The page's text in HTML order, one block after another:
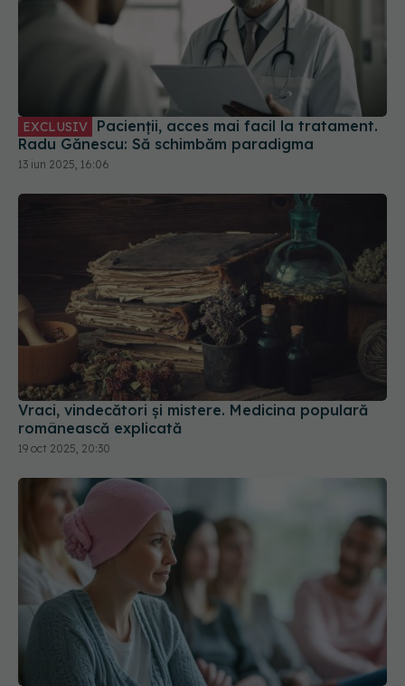
EXCLUSIV
Radu Gănescu: Să schimbăm paradigma
13 iun 2025, 16:06
Vraci, vindecători și mistere. Medicina populară
românească explicată
19 oct 2025, 20:30